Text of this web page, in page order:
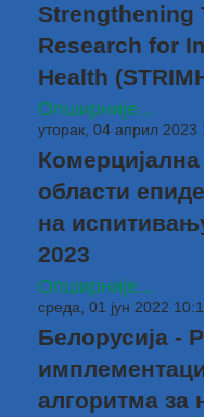
Strengthening
Research for
Health
Опширније...
уторак, 04 април 2023
области
на
2023
Опширније...
среда, 01 јун 2022
Белорусија -
алгоритма за